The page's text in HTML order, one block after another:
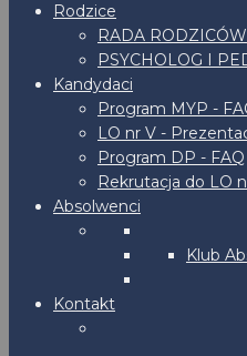
Rodzice
RADA RODZICÓW
PSYCHOLOG I
Kandydaci
Program MYP -
LO nr V -
Program DP - FAQ
Rekrutacja do LO
Absolwenci
Klub
Kontakt